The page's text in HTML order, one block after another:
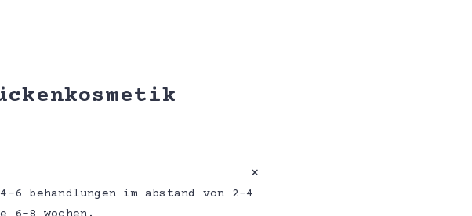
behandlungen im abstand von 2–4